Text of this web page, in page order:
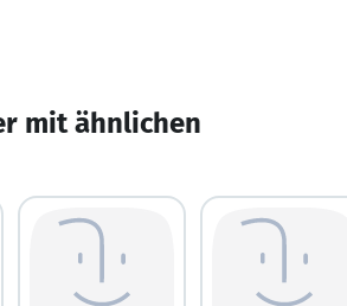
mit ähnlichen